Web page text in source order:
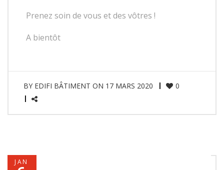
Prenez soin de vous et des vôtres !
A bientôt
BY EDIFI BÂTIMENT ON 17 MARS 2020 0
JAN